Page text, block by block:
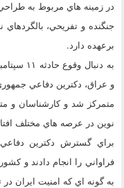
در زمينه هاي مربوط به
جنگنده و تفريحي،
برعهده دارد.
به
و عراق، دكترين دفاعي جمهوري
متمركز شد و كارشناسان و
نوين در عرصه هاي مختلف
براي گسترش دكترين
فراواني را انجام دادند و
به گونه اي كه امنيت ايران